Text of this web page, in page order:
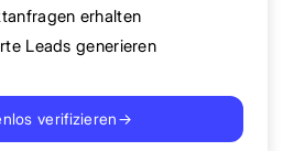
erhalten
Leads generieren
verifizieren→